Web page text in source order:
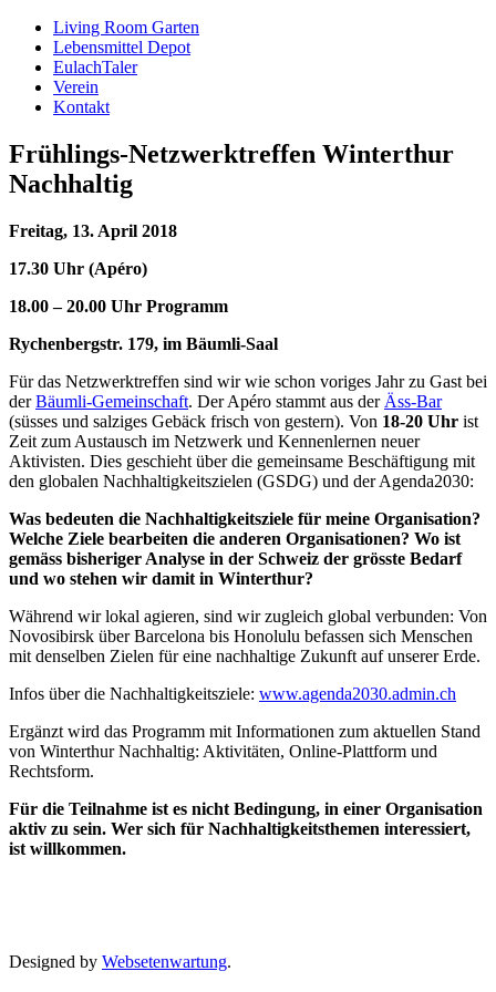
Living Room Garten
Lebensmittel Depot
EulachTaler
Verein
Kontakt
Frühlings-Netzwerktreffen Winterthur
Nachhaltig
Freitag, 13. April 2018
17.30 Uhr (Apéro)
18.00 – 20.00 Uhr Programm
Rychenbergstr. 179, im Bäumli-Saal
Für das Netzwerktreffen sind wir wie schon voriges Jahr zu Gast bei
derBäumli-Gemeinschaft. Der Apéro stammt aus der Äss-Bar
(süsses und salziges Gebäck frisch von gestern). Von 18-20 Uhr ist
Zeit zum Austausch im Netzwerk und Kennenlernen neuer
Aktivisten. Dies geschieht über die gemeinsame Beschäftigung mit
den globalen Nachhaltigkeitszielen (GSDG) und der Agenda2030:
Was bedeuten die Nachhaltigkeitsziele für meine Organisation?
Welche Ziele bearbeiten die anderen Organisationen? Wo ist
gemäss bisheriger Analyse in der Schweiz der grösste Bedarf
und wo stehen wir damit in Winterthur?
Während wir lokal agieren, sind wir zugleich global verbunden: Von
Novosibirsk über Barcelona bis Honolulu befassen sich Menschen
mit denselben Zielen für eine nachhaltige Zukunft auf unserer Erde.
Infos über die Nachhaltigkeitsziele: www.agenda2030.admin.ch
Ergänzt wird das Programm mit Informationen zum aktuellen Stand
von Winterthur Nachhaltig: Aktivitäten, Online-Plattform und
Rechtsform.
Für die Teilnahme ist es nicht Bedingung, in einer Organisation
aktiv zu sein. Wer sich für Nachhaltigkeitsthemen interessiert,
ist willkommen.
Designed by Websetenwartung.